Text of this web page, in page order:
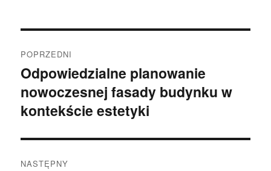
wpisu
POPRZEDNI
Poprzedni
wpis:
Odpowiedzialne planowanie
nowoczesnej fasady budynku w
kontekście estetyki
NASTĘPNY